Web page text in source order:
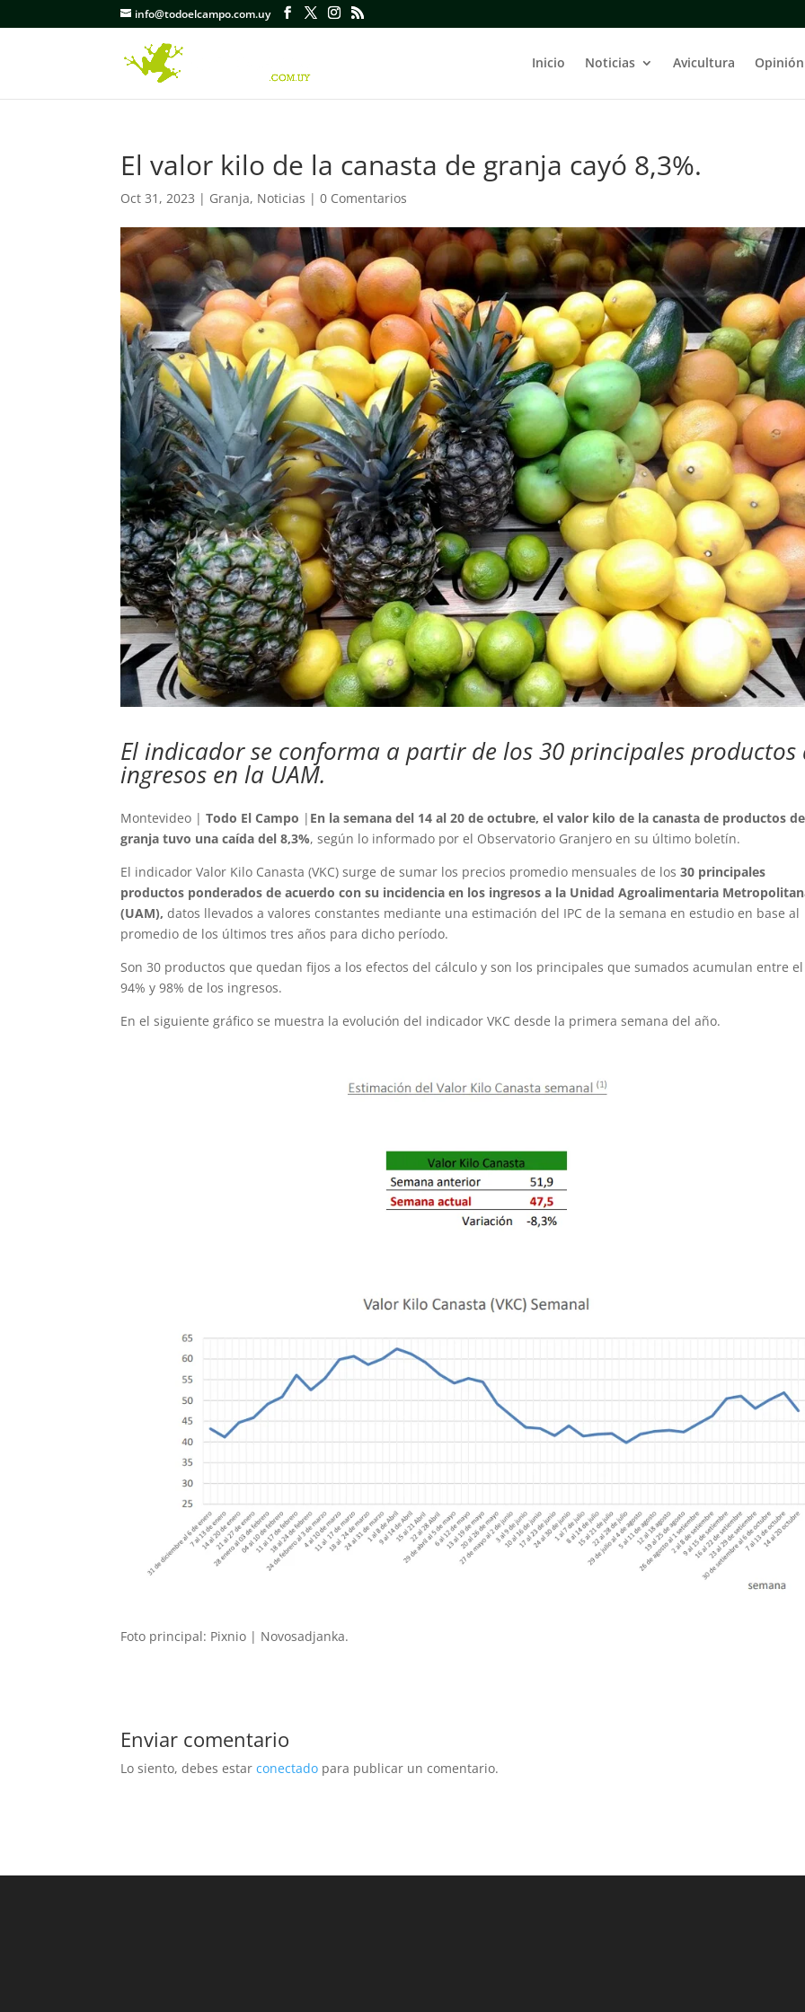
info@todoelcampo.com.uy
Inicio Noticias Avicultura Opinión
El valor kilo de la canasta de granja cayó 8,3%.
Oct 31, 2023 | Granja, Noticias |0 Comentarios
El indicador se conforma a partir de los 30 principales productos
ingresos en la UAM.
Montevideo |Todo El Campo | En la semana del 14 al 20 de octubre, el valor kilo de la canasta de productos de
granja tuvo una caída del 8,3%, según lo informado por el Observatorio Granjero en su último boletín.
El indicador Valor Kilo Canasta (VKC) surge de sumar los precios promedio mensuales de los30 principales
productos ponderados de acuerdo con su incidencia en los ingresos a la Unidad Agroalimentaria
(UAM), datos llevados a valores constantes mediante una estimación del IPC de la semana en estudio en base al
promedio de los últimos tres años para dicho período.
Son 30 productos que quedan fijos a los efectos del cálculo y son los principales que sumados acumulan entre el
94% y 98% de los ingresos.
En el siguiente gráfico se muestra la evolución del indicador VKC desde la primera semana del año.
Foto principal: Pixnio | Novosadjanka.
Enviar comentario
Lo siento, debes estarconectado para publicar un comentario.